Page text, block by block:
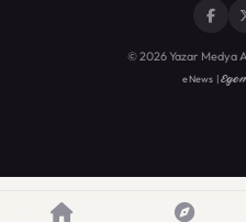
© 2026 Yazar Medya
eNews |